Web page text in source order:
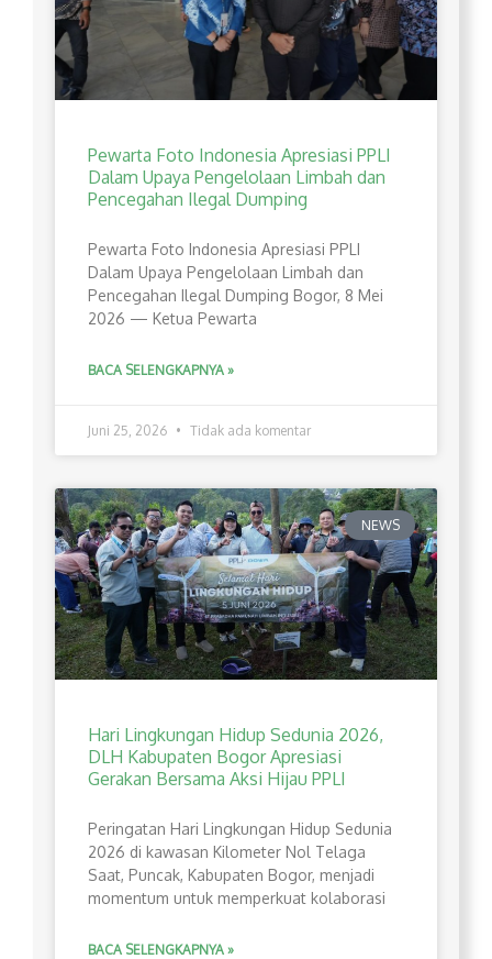
Pewarta Foto Indonesia Apresiasi PPLI
Dalam Upaya Pengelolaan Limbah dan
Pencegahan Ilegal Dumping
Pewarta Foto Indonesia Apresiasi PPLI
Dalam Upaya Pengelolaan Limbah dan
Pencegahan Ilegal Dumping Bogor, 8 Mei
2026 — Ketua Pewarta
BACA SELENGKAPNYA »
Juni 25, 2026 Tidak ada komentar
NEWS
Hari Lingkungan Hidup Sedunia 2026,
DLH Kabupaten Bogor Apresiasi
Gerakan Bersama Aksi Hijau PPLI
Peringatan Hari Lingkungan Hidup Sedunia
2026 di kawasan Kilometer Nol Telaga
Saat, Puncak, Kabupaten Bogor, menjadi
momentum untuk memperkuat kolaborasi
BACA SELENGKAPNYA »